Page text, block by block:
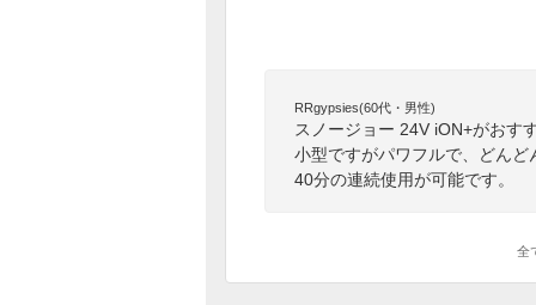
RRgypsies(60代・男性)
スノージョー 24V iON+がおす
小型ですがパワフルで、どん
40分の連続使用が可能です。
全